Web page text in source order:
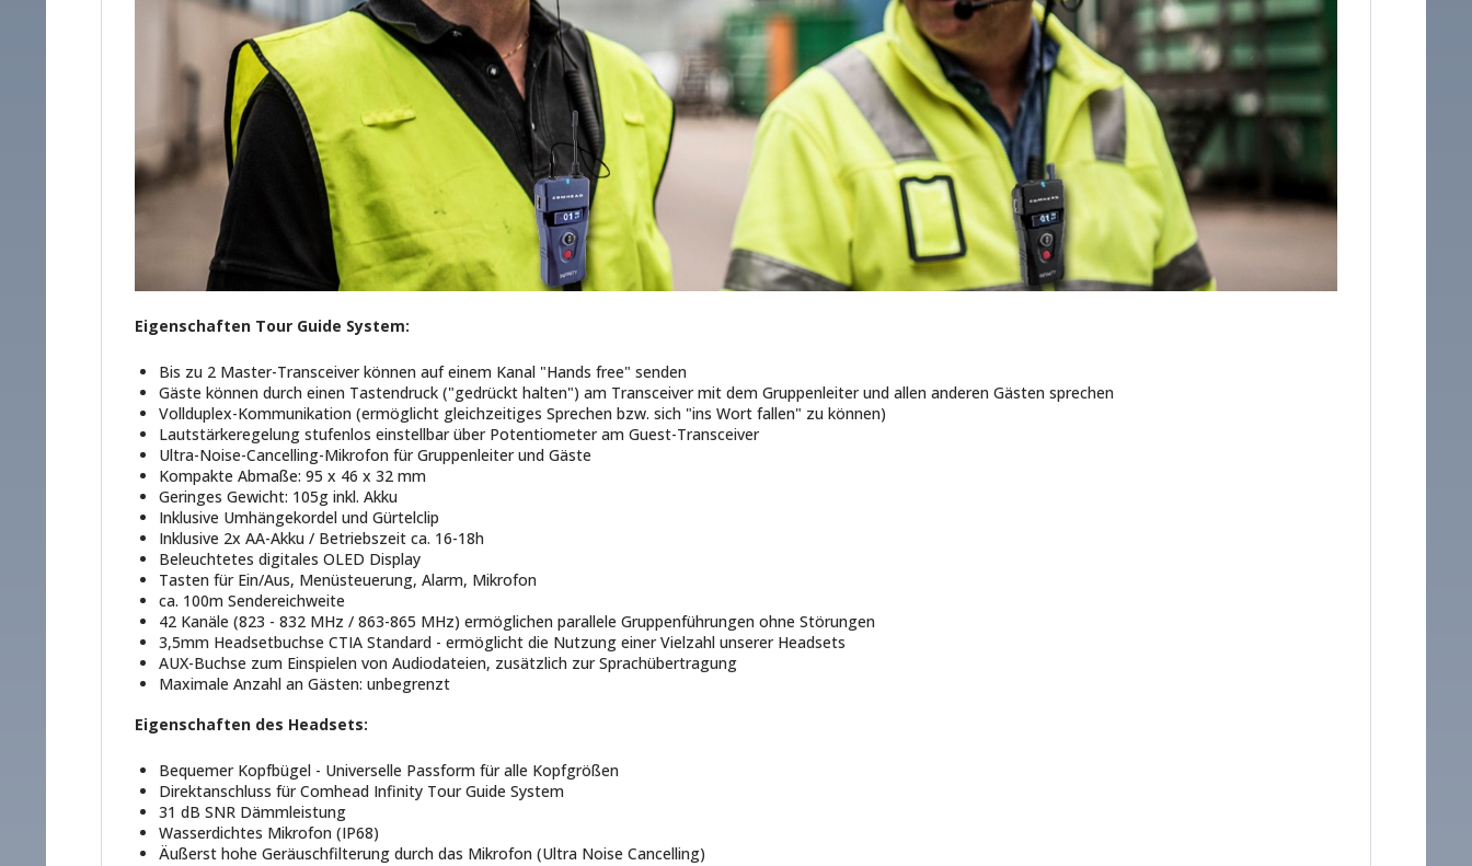
Eigenschaften Tour Guide System:
Bis zu 2 Master-Transceiver können auf einem Kanal "Hands free" senden
Gäste können durch einen Tastendruck ("gedrückt halten") am Transceiver mit dem Gruppenleiter und allen anderen Gästen sprechen
Vollduplex-Kommunikation (ermöglicht gleichzeitiges Sprechen bzw. sich "ins Wort fallen" zu können)
Lautstärkeregelung stufenlos einstellbar über Potentiometer am Guest-Transceiver
Ultra-Noise-Cancelling-Mikrofon für Gruppenleiter und Gäste
Kompakte Abmaße: 95 x 46 x 32 mm
Geringes Gewicht: 105g inkl. Akku
Inklusive Umhängekordel und Gürtelclip
Inklusive 2x AA-Akku / Betriebszeit ca. 16-18h
Beleuchtetes digitales OLED Display
Tasten für Ein/Aus, Menüsteuerung, Alarm, Mikrofon
ca. 100m Sendereichweite
42 Kanäle (823 - 832 MHz / 863-865 MHz) ermöglichen parallele Gruppenführungen ohne Störungen
3,5mm Headsetbuchse CTIA Standard - ermöglicht die Nutzung einer Vielzahl unserer Headsets
AUX-Buchse zum Einspielen von Audiodateien, zusätzlich zur Sprachübertragung
Maximale Anzahl an Gästen: unbegrenzt
Eigenschaften des Headsets:
Bequemer Kopfbügel - Universelle Passform für alle Kopfgrößen
Direktanschluss für Comhead Infinity Tour Guide System
31 dB SNR Dämmleistung
Wasserdichtes Mikrofon (IP68)
Äußerst hohe Geräuschfilterung durch das Mikrofon (Ultra Noise Cancelling)